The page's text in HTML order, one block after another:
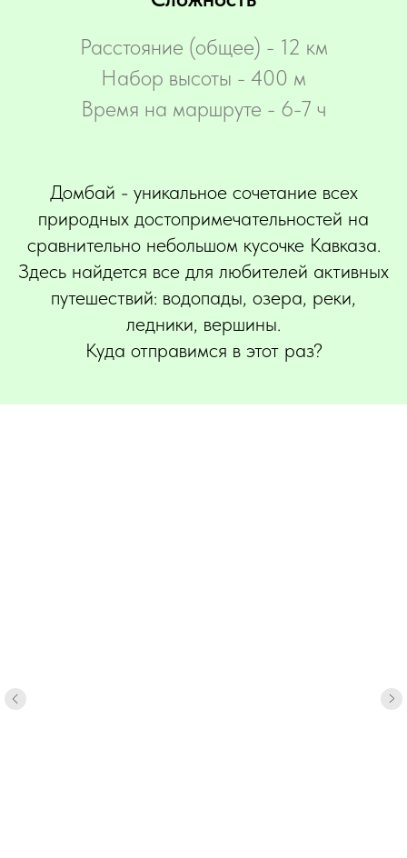
Расстояние (общее) - 12 км
Набор высоты - 400 м
Время на маршруте - 6-7 ч
Домбай - уникальное сочетание всех
природных достопримечательностей на
сравнительно небольшом кусочке Кавказа.
Здесь найдется все для любителей активных
путешествий: водопады, озера, реки,
ледники, вершины.
Куда отправимся в этот раз?